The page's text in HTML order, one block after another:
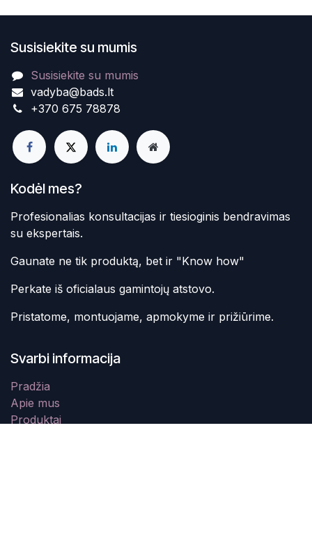
Susisiekite su mumis
Susisiekite su mumis
vadyba@bads.lt
+370 675 78878
Kodėl mes?
Profesionalias konsultacijas ir tiesioginis bendravimas
su ekspertais.
Gaunate ne tik produktą, bet ir "Know how"
Perkate iš oficialaus gamintojų atstovo.
Pristatome, montuojame, apmokyme ir prižiūrime.
Svarbi informacija
Pradžia
Apie mus
Produktai